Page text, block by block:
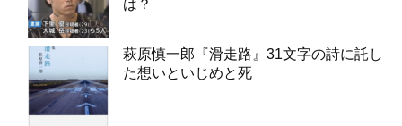
は？
萩原慎一郎『滑走路』31文字の詩に託し
た想いといじめと死